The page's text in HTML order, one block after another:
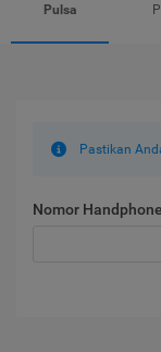
Pulsa
Pastikan
Nomor Handphone